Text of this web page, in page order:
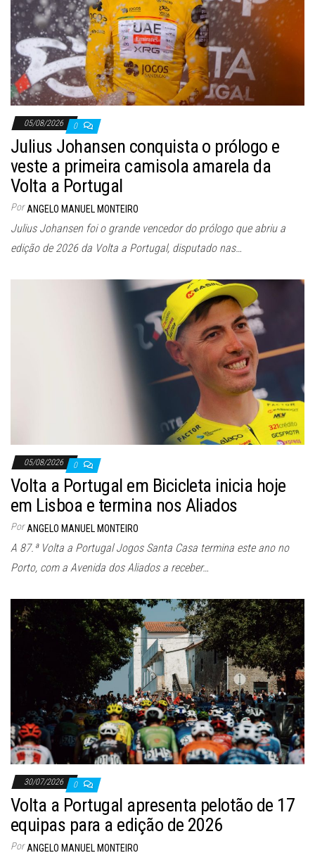
05/08/2026 0
Julius Johansen conquista o prólogo e
veste a primeira camisola amarela da
Volta a Portugal
Por ANGELO MANUEL MONTEIRO
Julius Johansen foi o grande vencedor do prólogo que abriu a
edição de 2026 da Volta a Portugal, disputado nas…
05/08/2026 0
Volta a Portugal em Bicicleta inicia hoje
em Lisboa e termina nos Aliados
Por ANGELO MANUEL MONTEIRO
A 87.ª Volta a Portugal Jogos Santa Casa termina este ano no
Porto, com a Avenida dos Aliados a receber…
30/07/2026 0
Volta a Portugal apresenta pelotão de 17
equipas para a edição de 2026
Por ANGELO MANUEL MONTEIRO